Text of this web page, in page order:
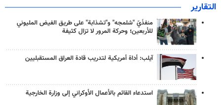
التقارير
منفذَيّ "شلمجه" و"تشذابة" على طريق الفيض المليوني
للأربعين؛ وحركة المرور لا تزال كثيفة
آيلب: أداة أمريكية لتدريب قادة العراق المستقبليين
استدعاء القائم بالأعمال الأوكراني إلى وزارة الخارجية